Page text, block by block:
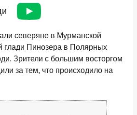
северяне в Мурманской
глади Пинозера в Полярных
Зрители с большим восторгом
за тем, что происходило на